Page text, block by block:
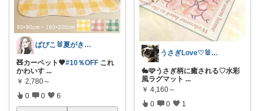
ぱぴこ🐰夏がきた☀️☁️🏖👒🩷
🧸カーペット🤎#10％OFF これ
かわいす ...
￥ 2,780～
0 0 6
うさぎLove♡🐰みーちゃん🐰
🐇🩷うさぎ柄に癒される♡水彩
風ラグマット ...
￥ 4,160～
0 0 1